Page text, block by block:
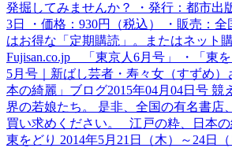
発掘してみませんか？ ・発行：都市出
3日 ・価格：930円（税込） ・販売：
はお得な「定期購読」。またはネット
Fujisan.co.jp 「東京人6月号」 ・「東
5月号｜新ばし芸者・寿々女（すずめ）
本の綺麗」ブログ2015年04月04日号 競
界の若娘たち。 是非、全国の有名書店
買い求めください。 江戸の粋、日本
東をどり 2014年5月21日（木）～24日（